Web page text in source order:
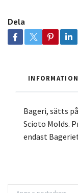
Dela
INFORMATION
Bageri, sätts
Scioto Molds.
endast